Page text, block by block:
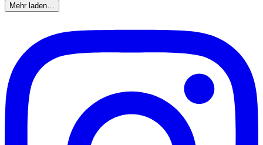
Mehr laden…